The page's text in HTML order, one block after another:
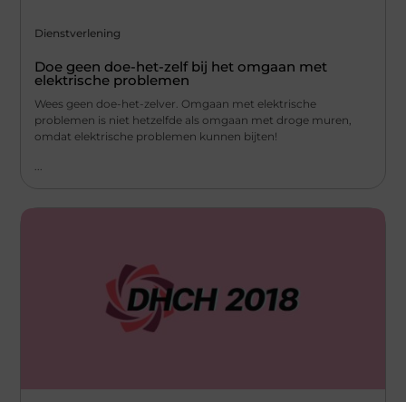
Dienstverlening
Doe geen doe-het-zelf bij het omgaan met
elektrische problemen
Wees geen doe-het-zelver. Omgaan met elektrische
problemen is niet hetzelfde als omgaan met droge muren,
omdat elektrische problemen kunnen bijten!